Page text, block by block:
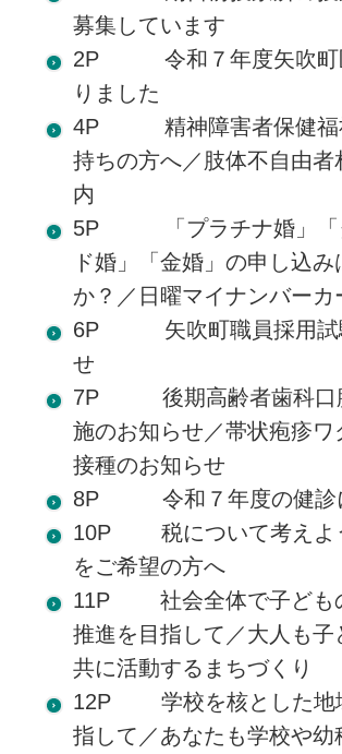
募集しています
2P 令和７年度矢吹町
りました
4P 精神障害者保健福
持ちの方へ／肢体不自由者
内
5P 「プラチナ婚」「
ド婚」「金婚」の申し込
か？／日曜マイナンバーカ
6P 矢吹町職員採用試
せ
7P 後期高齢者歯科口
施のお知らせ／帯状疱疹ワ
接種のお知らせ
8P 令和７年度の健診
10P 税について考えよ
をご希望の方へ
11P 社会全体で子ども
推進を目指して／大人も子
共に活動するまちづくり
12P 学校を核とした地
指して／あなたも学校や幼